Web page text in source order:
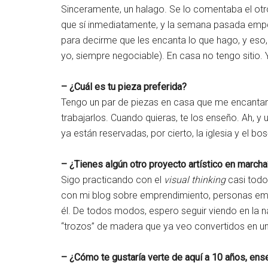
Sinceramente, un halago. Se lo comentaba el
que sí inmediatamente, y la semana pasada
para decirme que les encanta lo que hago, y
yo, siempre negociable). En casa no tengo sitio.
– ¿Cuál es tu pieza preferida?
Tengo un par de piezas en casa que me
trabajarlos. Cuando quieras, te los enseño. Ah,
ya están reservadas, por cierto, la iglesia y el
– ¿Tienes algún otro proyecto artístico en
Sigo practicando con el visual thinkingcasi
con mi blog sobre emprendimiento, personas
él. De todos modos, espero seguir viendo en la
“trozos” de madera que ya veo convertidos en
– ¿Cómo te gustaría verte de aquí a 10 años,